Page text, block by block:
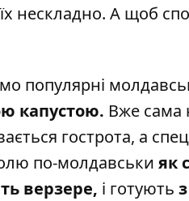
нескладно. А щоб
популярні
капустою. Вже сама
гострота, а
по-молдавськи як
верзере, і готують